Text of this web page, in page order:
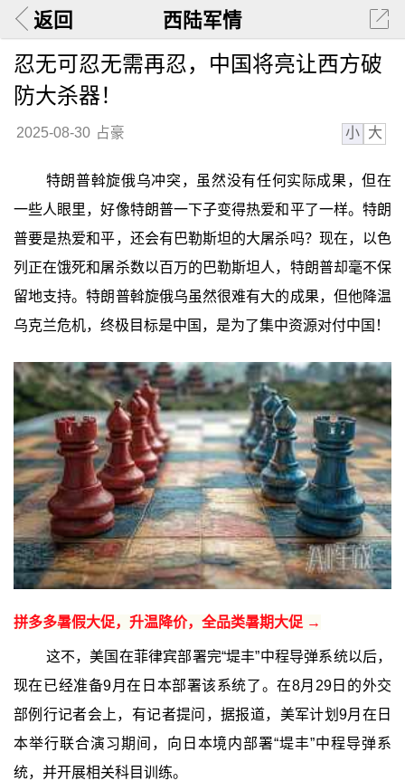
返回 西陆军情
忍无可忍无需再忍，中国将亮让西方破
防大杀器！
2025-08-30 占豪 小 大
特朗普斡旋俄乌冲突，虽然没有任何实际成果，但在
一些人眼里，好像特朗普一下子变得热爱和平了一样。特朗
普要是热爱和平，还会有巴勒斯坦的大屠杀吗？现在，以色
列正在饿死和屠杀数以百万的巴勒斯坦人，特朗普却毫不保
留地支持。特朗普斡旋俄乌虽然很难有大的成果，但他降温
乌克兰危机，终极目标是中国，是为了集中资源对付中国！
拼多多暑假大促，升温降价，全品类暑期大促 →
这不，美国在菲律宾部署完“堤丰”中程导弹系统以后，
现在已经准备9月在日本部署该系统了。在8月29日的外交
部例行记者会上，有记者提问，据报道，美军计划9月在日
本举行联合演习期间，向日本境内部署“堤丰”中程导弹系
统，并开展相关科目训练。